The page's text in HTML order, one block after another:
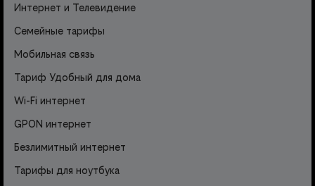
Интернет и Телевидение
Семейные тарифы
Мобильная связь
Тариф Удобный для дома
Wi-Fi интернет
GPON интернет
Безлимитный интернет
Тарифы для ноутбука